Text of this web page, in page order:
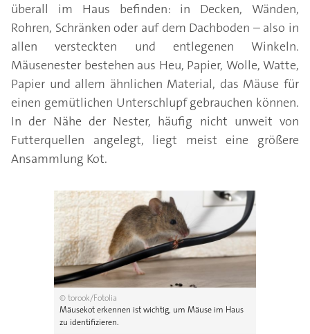
überall im Haus befinden: in Decken, Wänden,
Rohren, Schränken oder auf dem Dachboden – also in
allen versteckten und entlegenen Winkeln.
Mäusenester bestehen aus Heu, Papier, Wolle, Watte,
Papier und allem ähnlichen Material, das Mäuse für
einen gemütlichen Unterschlupf gebrauchen können.
In der Nähe der Nester, häufig nicht unweit von
Futterquellen angelegt, liegt meist eine größere
Ansammlung Kot.
© torook/Fotolia
Mäusekot erkennen ist wichtig, um Mäuse im Haus
zu identifizieren.